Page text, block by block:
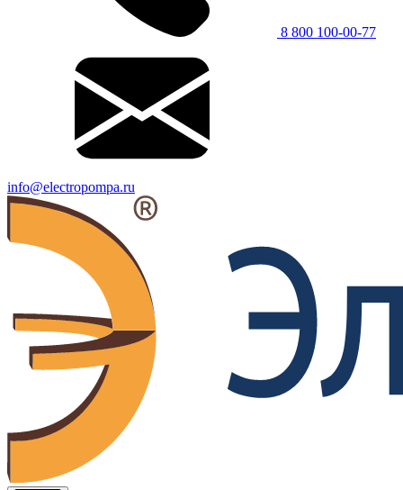
8 800 100-00-77
info@electropompa.ru